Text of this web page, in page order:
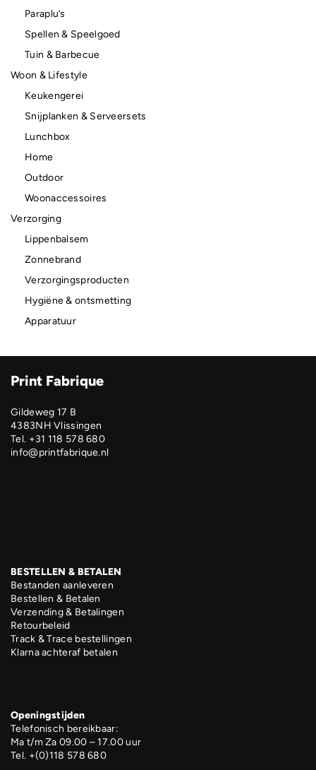
Paraplu’s
Spellen & Speelgoed
Tuin & Barbecue
Woon & Lifestyle
Keukengerei
Snijplanken & Serveersets
Lunchbox
Home
Outdoor
Woonaccessoires
Verzorging
Lippenbalsem
Zonnebrand
Verzorgingsproducten
Hygiëne & ontsmetting
Apparatuur
Print Fabrique
Gildeweg 17 B
4383NH Vlissingen
Tel. +31 118 578 680
info@printfabrique.nl
BESTELLEN & BETALEN
Bestanden aanleveren
Bestellen & Betalen
Verzending & Betalingen
Retourbeleid
Track & Trace bestellingen
Klarna achteraf betalen
Openingstijden
Telefonisch bereikbaar:
Ma t/m Za 09.00 – 17.00 uur
Tel. +(0)118 578 680